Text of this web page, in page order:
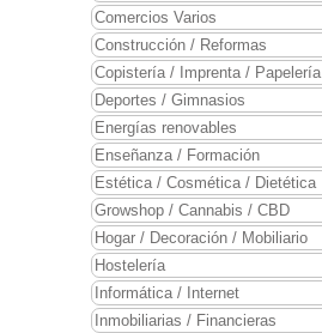
Comercios Varios
Construcción / Reformas
Copistería / Imprenta / Papelería
Deportes / Gimnasios
Energías renovables
Enseñanza / Formación
Estética / Cosmética / Dietética
Growshop / Cannabis / CBD
Hogar / Decoración / Mobiliario
Hostelería
Informática / Internet
Inmobiliarias / Financieras